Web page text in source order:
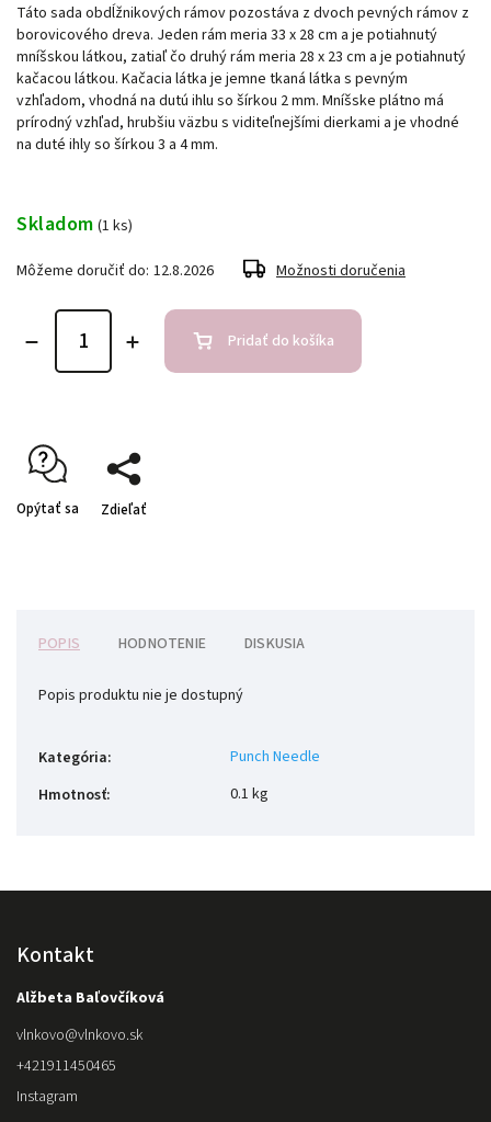
Táto sada obdĺžnikových rámov pozostáva z dvoch pevných rámov z
borovicového dreva. Jeden rám meria 33 x 28 cm a je potiahnutý
mníšskou látkou, zatiaľ čo druhý rám meria 28 x 23 cm a je potiahnutý
kačacou látkou. Kačacia látka je jemne tkaná látka s pevným
vzhľadom, vhodná na dutú ihlu so šírkou 2 mm. Mníšske plátno má
prírodný vzhľad, hrubšiu väzbu s viditeľnejšími dierkami a je vhodné
na duté ihly so šírkou 3 a 4 mm.
Skladom (1 ks)
Môžeme doručiť do: 12.8.2026 Možnosti doručenia
Pridať do košíka
Opýtať sa Zdieľať
POPIS HODNOTENIE DISKUSIA
Popis produktu nie je dostupný
Kategória:
Punch Needle
Hmotnosť: 0.1 kg
Kontakt
Alžbeta Baľovčíková
vlnkovo@vlnkovo.sk
+421911450465
Instagram